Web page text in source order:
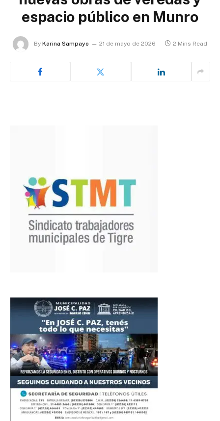
espacio público en Munro
By Karina Sampayo 21 de mayo de 2026 2 Mins Read